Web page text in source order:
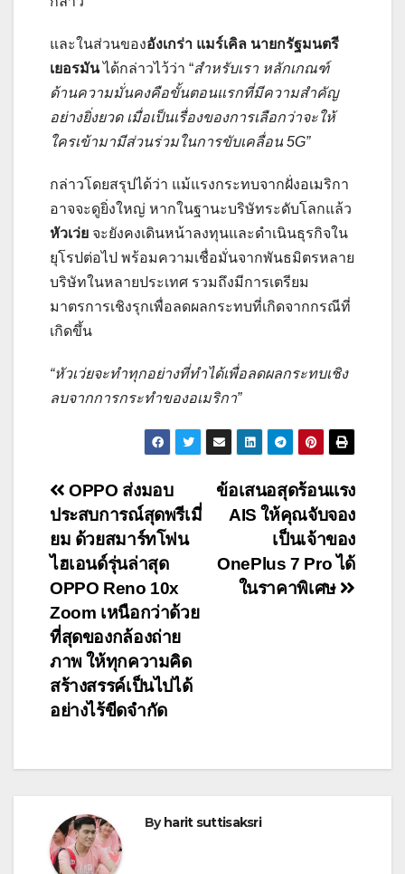
และในส่วนของอังเกร่า แมร์เคิล นายกรัฐมนตรี
เยอรมันได้กล่าวไว้ว่า “สำหรับเรา หลักเกณฑ์
ด้านความมั่นคงคือขั้นตอนแรกที่มีความสำคัญ
อย่างยิ่งยวด เมื่อเป็นเรื่องของการเลือกว่าจะให้
ใครเข้ามามีส่วนร่วมในการขับเคลื่อน 5G”
กล่าวโดยสรุปได้ว่า แม้แรงกระทบจากฝั่งอเมริกา
อาจจะดูยิ่งใหญ่ หากในฐานะบริษัทระดับโลกแล้ว
หัวเว่ย จะยังคงเดินหน้าลงทุนและดำเนินธุรกิจใน
ยุโรปต่อไป พร้อมความเชื่อมั่นจากพันธมิตรหลาย
บริษัทในหลายประเทศ รวมถึงมีการเตรียม
มาตรการเชิงรุกเพื่อลดผลกระทบที่เกิดจากกรณีที่
เกิดขึ้น
“หัวเว่ยจะทำทุกอย่างที่ทำได้เพื่อลดผลกระทบเชิง
ลบจากการกระทำของอเมริกา”
Post
navigation
ข้อเสนอสุดร้อนแรง
AIS ให้คุณจับจอง
เป็นเจ้าของ
OnePlus 7 Pro ได้
ในราคาพิเศษ
OPPO ส่งมอบ
ประสบการณ์สุดพรีเมี่
ยม ด้วยสมาร์ทโฟน
ไฮเอนด์รุ่นล่าสุด
OPPO Reno 10x
Zoom เหนือกว่าด้วย
ที่สุดของกล้องถ่าย
ภาพ ให้ทุกความคิด
สร้างสรรค์เป็นไปได้
อย่างไร้ขีดจำกัด
Byharit suttisaksri